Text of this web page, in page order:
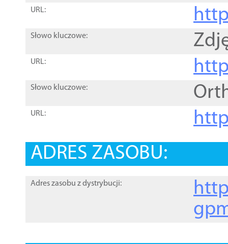
URL:
Słowo kluczowe:
URL:
Słowo kluczowe:
URL:
ADRES ZASOBU:
Adres zasobu z dystrybucji: